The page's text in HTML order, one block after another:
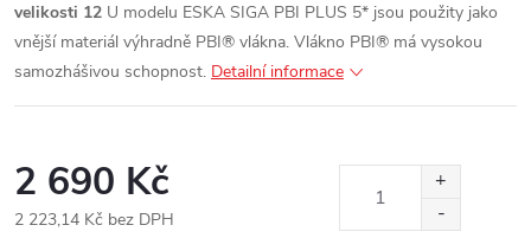
velikosti 12 U modelu ESKA SIGA PBI PLUS 5* jsou použity jako
vnější materiál výhradně PBI® vlákna. Vlákno PBI® má vysokou
samozhášivou schopnost. Detailní informace
2 690 Kč
2 223,14 Kč bez DPH